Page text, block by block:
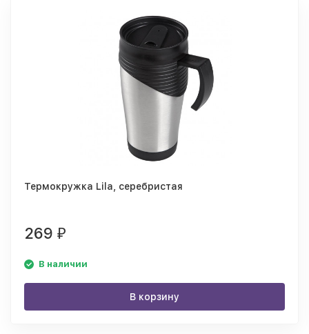
Термокружка Lila, серебристая
269 ₽
В наличии
В корзину